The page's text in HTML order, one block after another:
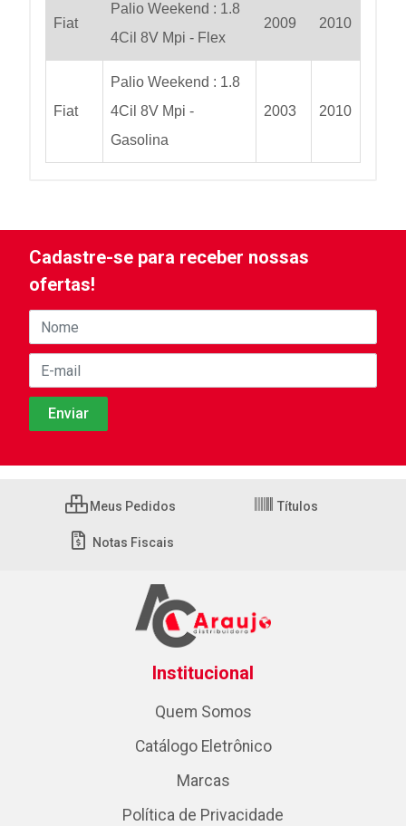
Fiat
Palio Weekend : 1.8
4Cil 8V Mpi - Flex
2009 2010
Fiat
Palio Weekend : 1.8
4Cil 8V Mpi -
Gasolina
2003 2010
Cadastre-se para receber nossas
ofertas!
Meus Pedidos Títulos
Notas Fiscais
Institucional
Quem Somos
Catálogo Eletrônico
Marcas
Política de Privacidade